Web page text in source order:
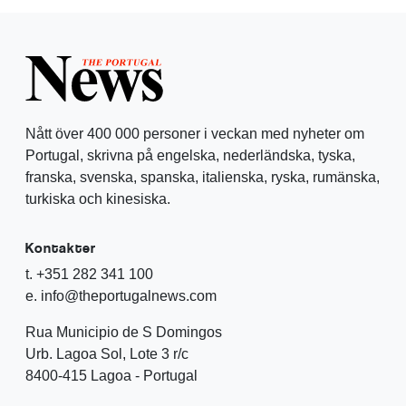
Nått över 400 000 personer i veckan med nyheter om
Portugal, skrivna på engelska, nederländska, tyska,
franska, svenska, spanska, italienska, ryska, rumänska,
turkiska och kinesiska.
Kontakter
t. +351 282 341 100
e. info@theportugalnews.com
Rua Municipio de S Domingos
Urb. Lagoa Sol, Lote 3 r/c
8400-415 Lagoa - Portugal